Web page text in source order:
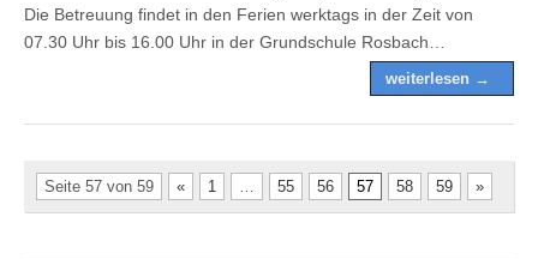
Die Betreuung findet in den Ferien werktags in der Zeit von
07.30 Uhr bis 16.00 Uhr in der Grundschule Rosbach…
weiterlesen →
Seite 57 von 59 « 1 55 56 57 58 59 »